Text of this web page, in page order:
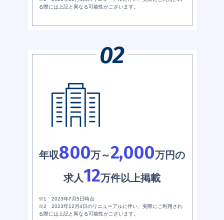
る際には上記と異なる可能性がございます。
年収800万～2,000万円の
求人12万件以上掲載
※1 2023年7月5日時点
※2 2023年12月4日のリニューアルに伴い、実際にご利用され
る際には上記と異なる可能性がございます。